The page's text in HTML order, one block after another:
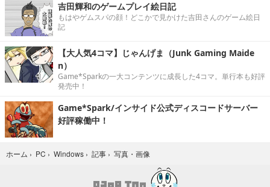
吉田輝和のゲームプレイ絵日記
もはやゲムスパの顔！どこかで見かけた吉田さんのゲーム絵日
記
【大人気4コマ】じゃんげま（Junk Gaming Maide
n）
Game*Sparkの一大コンテンツに成長した4コマ。単行本も好評
発売中！
Game*Spark/インサイド公式ディスコードサーバー
好評稼働中！
ホーム › PC › Windows › 記事 › 写真・画像